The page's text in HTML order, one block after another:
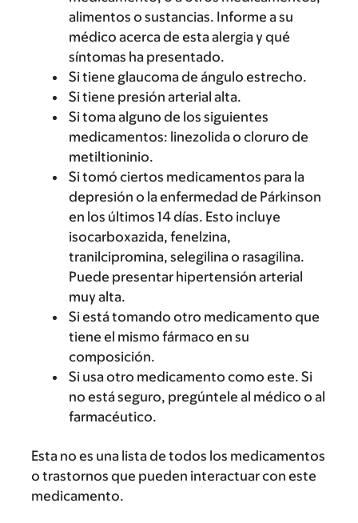
alimentos o sustancias. Informe a su
médico acerca de esta alergia y qué
síntomas ha presentado.
Si tiene glaucoma de ángulo estrecho.
Si tiene presión arterial alta.
Si toma alguno de los siguientes
medicamentos: linezolida o cloruro de
metiltioninio.
Si tomó ciertos medicamentos para la
depresión o la enfermedad de Párkinson
en los últimos 14 días. Esto incluye
isocarboxazida, fenelzina,
tranilcipromina, selegilina o rasagilina.
Puede presentar hipertensión arterial
muy alta.
Si está tomando otro medicamento que
tiene el mismo fármaco en su
composición.
Si usa otro medicamento como este. Si
no está seguro, pregúntele al médico o al
farmacéutico.
Esta no es una lista de todos los medicamentos
o trastornos que pueden interactuar con este
medicamento.